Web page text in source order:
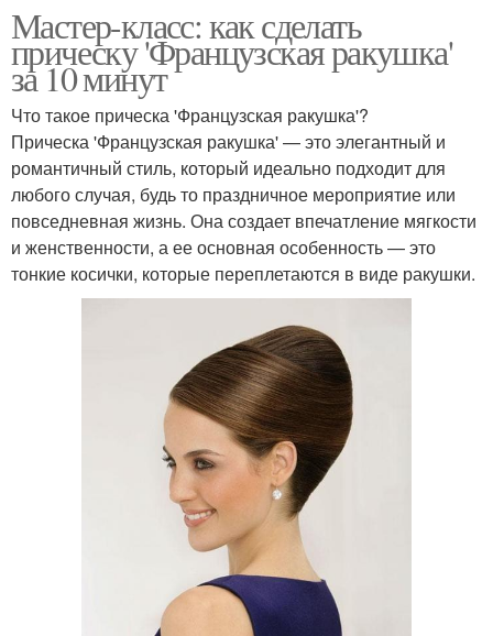
Мастер-класс: как сделать
прическу 'Французская ракушка'
за 10 минут
Что такое прическа 'Французская ракушка'?
Прическа 'Французская ракушка' — это элегантный и
романтичный стиль, который идеально подходит для
любого случая, будь то праздничное мероприятие или
повседневная жизнь. Она создает впечатление мягкости
и женственности, а ее основная особенность — это
тонкие косички, которые переплетаются в виде ракушки.